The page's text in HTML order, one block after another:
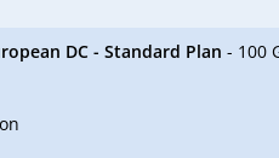
DC - Standard Plan - 100